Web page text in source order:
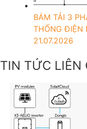
BÁM TẢI 3
THỐNG ĐIỆN
21.07.2026
TIN TỨC LIÊN